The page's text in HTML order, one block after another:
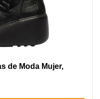
de Moda Mujer,